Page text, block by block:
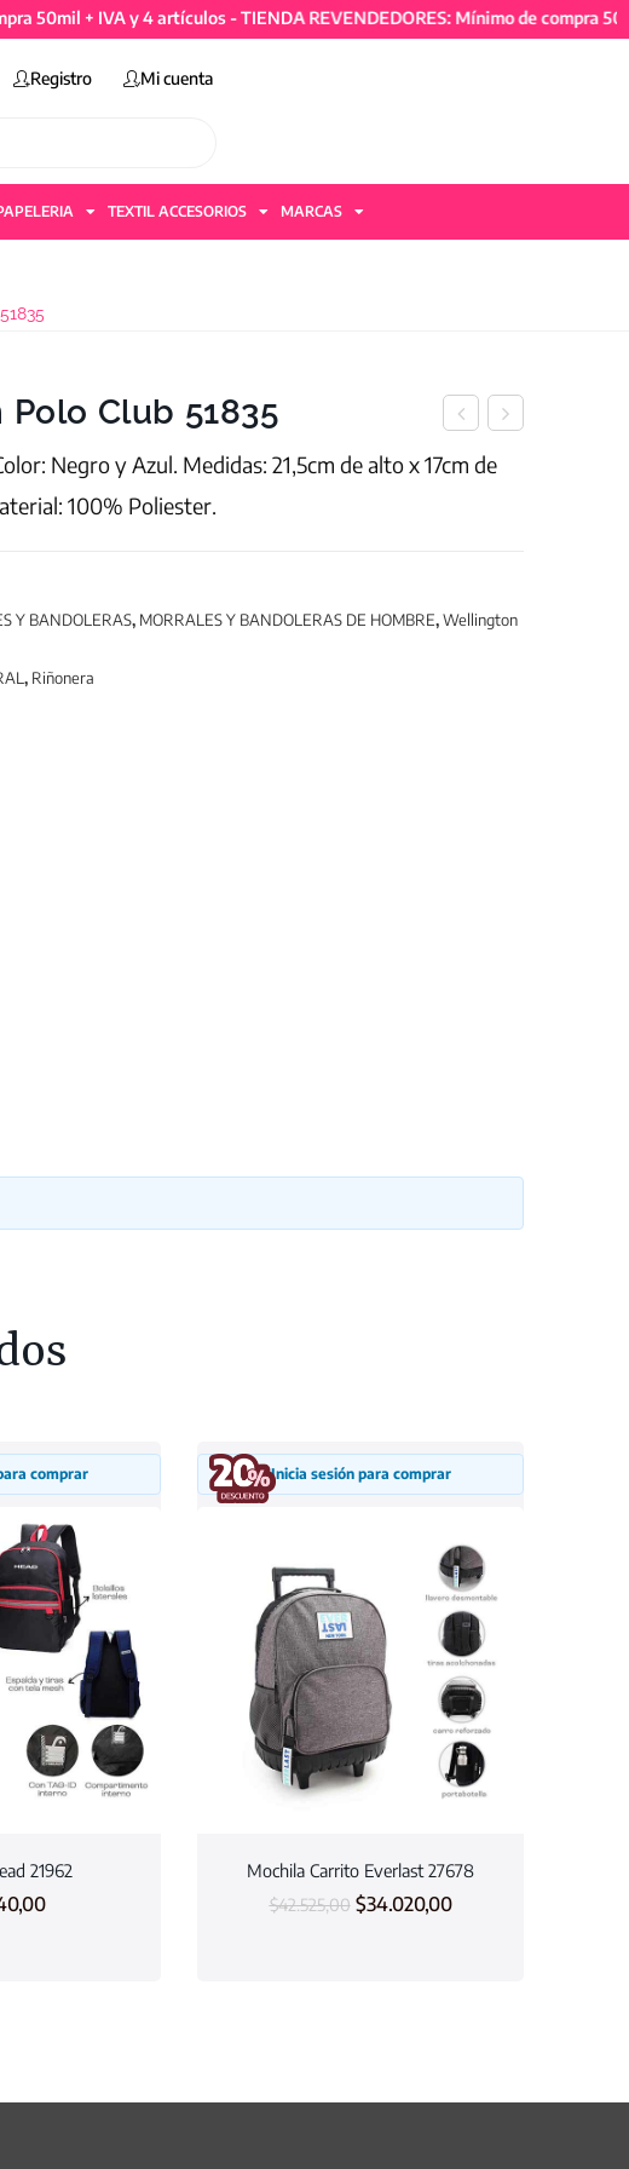
+ IVA y 4 artículos - TIENDA REVENDEDORES: Mínimo de compra
Registro Mi cuenta
TEXTIL ACCESORIOS MARCAS
Club 51835
Negro y Azul. Medidas: 21,5cm de alto x 17cm de
100% Poliester.
Y BANDOLERAS, MORRALES Y BANDOLERAS DE HOMBRE,Wellington
, Riñonera
comprar
21962
Inicia sesión para comprar
Mochila Carrito Everlast 27678
$42.525,00 $34.020,00